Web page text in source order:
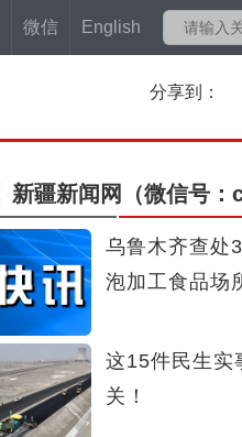
微信 English
分享到：
新疆新闻网 （微信号：
乌鲁木齐查处
泡加工食品场
这15件民生实
关！